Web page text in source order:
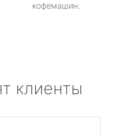
кофемашин.
клиенты